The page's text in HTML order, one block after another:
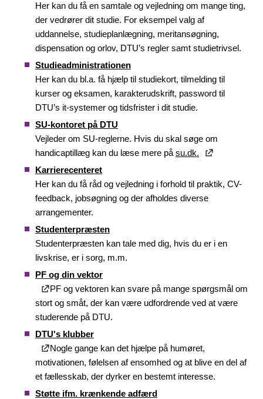
Her kan du få en samtale og vejledning om mange ting,
der vedrører dit studie. For eksempel valg af
uddannelse, studieplanlægning, meritansøgning,
dispensation og orlov, DTU’s regler samt studietrivsel.
Studieadministrationen
Her kan du bl.a. få hjælp til studiekort, tilmelding til
kurser og eksamen, karakterudskrift, password til
DTU’s it-systemer og tidsfrister i dit studie.
SU-kontoret på DTU
Vejleder om SU-reglerne. Hvis du skal søge om
handicaptillæg kan du læse mere på su.dk.
Karrierecenteret
Her kan du få råd og vejledning i forhold til praktik, CV-
feedback, jobsøgning og der afholdes diverse
arrangementer.
Studenterpræsten
Studenterpræsten kan tale med dig, hvis du er i en
livskrise, er i sorg, m.m.
PF og din vektor
PF og vektoren kan svare på mange spørgsmål om
stort og småt, der kan være udfordrende ved at være
studerende på DTU.
DTU's klubber
Nogle gange kan det hjælpe på humøret,
motivationen, følelsen af ensomhed og at blive en del af
et fællesskab, der dyrker en bestemt interesse.
Støtte ifm. krænkende adfærd